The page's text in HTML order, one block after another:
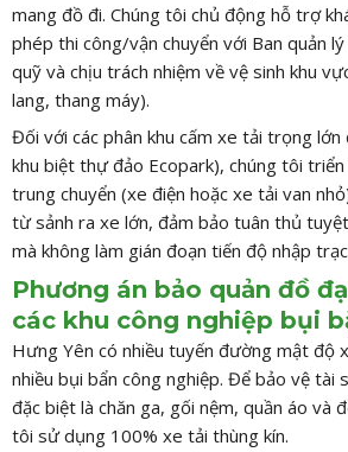
mang đồ đi. Chúng tôi chủ động hỗ trợ
phép thi công/vận chuyển với Ban quản
quỹ và chịu trách nhiệm về vệ sinh khu
lang, thang máy).
Đối với các phân khu cấm xe tải trọng lớn
khu biệt thự đảo Ecopark), chúng tôi
trung chuyển (xe điện hoặc xe tải van
từ sảnh ra xe lớn, đảm bảo tuân thủ
mà không làm gián đoạn tiến độ nhập
Phương án bảo quản đồ
các khu công nghiệp bụi
Hưng Yên có nhiều tuyến đường mật độ
nhiều bụi bẩn công nghiệp. Để bảo vệ tài
đặc biệt là chăn ga, gối nệm, quần áo và
tôi sử dụng 100% xe tải thùng kín.